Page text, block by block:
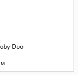
Doo